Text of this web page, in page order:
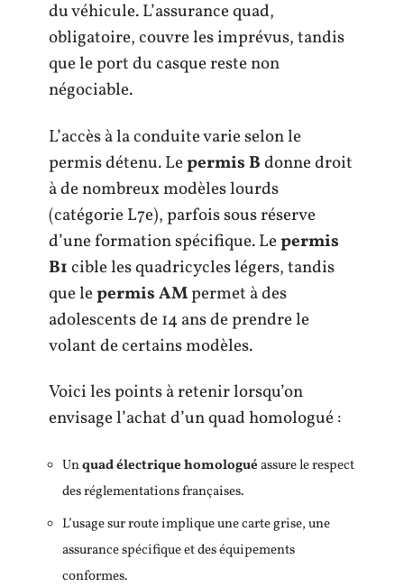
du véhicule. L’assurance quad,
obligatoire, couvre les imprévus, tandis
que le port du casque reste non
négociable.
L’accès à la conduite varie selon le
permis détenu. Lepermis Bdonne droit
à de nombreux modèles lourds
(catégorie L7e), parfois sous réserve
d’une formation spécifique. Lepermis
B1cible les quadricycles légers, tandis
que lepermis AMpermet à des
adolescents de 14 ans de prendre le
volant de certains modèles.
Voici les points à retenir lorsqu’on
envisage l’achat d’un quad homologué :
Unquad électrique homologuéassure le respect
des réglementations françaises.
L’usage sur route implique une carte grise, une
assurance spécifique et des équipements
conformes.